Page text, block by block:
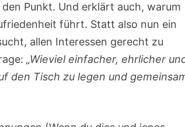
Punkt. Und erklärt auch, warum
führt. Statt also nun ein
allen Interessen gerecht zu
„Wieviel einfacher, ehrlicher
den Tisch zu legen und